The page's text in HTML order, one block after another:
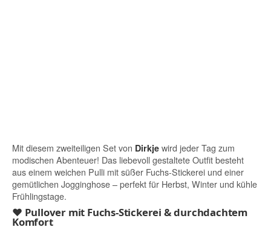
Mit diesem zweiteiligen Set von Dirkje wird jeder Tag zum
modischen Abenteuer! Das liebevoll gestaltete Outfit besteht
aus einem weichen Pulli mit süßer Fuchs-Stickerei und einer
gemütlichen Jogginghose – perfekt für Herbst, Winter und kühle
Frühlingstage.
♥ Pullover mit Fuchs-Stickerei & durchdachtem
Komfort